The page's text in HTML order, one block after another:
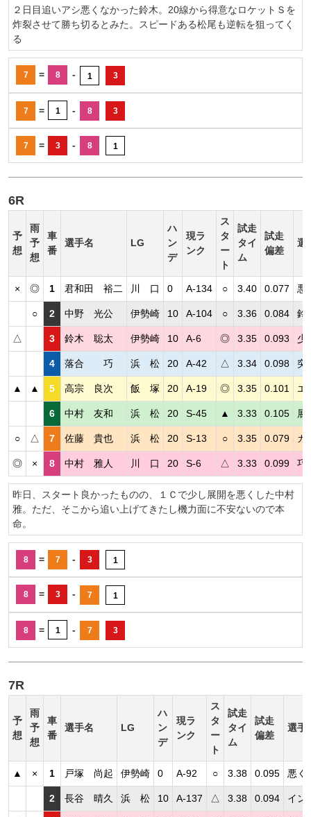
２日目追いアシ悪くなかった鈴木。20線から得意なロケットＳを
炸裂させて勝ち切るとみた。スピードある松尾も逆転を狙ってく
る
7 = 8 - 1 3
7 = 1 - 8 3
7 = 3 - 8 1
6R
予
想
雨
予
想
車
番
選手名 LG
ハ
ン
デ
現ラ
ンク
ス
タ
ー
ト
試走
タイ
ム
試走
偏差
選
× ◎ 1 君和田 裕二 川 口 0 A-134 ○ 3.40 0.077 悪
○ 2 中野 光公 伊勢崎 10 A-104 ○ 3.36 0.084 鈴
△ 3 鈴木 聡太 伊勢崎 10 A-6 ◎ 3.35 0.093 少
4 落合 巧 浜 松 20 A-42 △ 3.34 0.098 突
▲ ▲ 5 高宗 良次 飯 塚 20 A-19 ◎ 3.35 0.101 エ
6 中村 友和 浜 松 20 S-45 ▲ 3.33 0.105 展
○ △ 7 佐藤 貴也 浜 松 20 S-13 ○ 3.35 0.079 カ
◎ × 8 中村 雅人 川 口 20 S-6 △ 3.33 0.099 巧
昨日、スタート良かったものの、１Ｃで少し展開を悪くした中村
雅。ただ、そこから追い上げてきたし機力面に不安ないので本
命。
8 = 7 - 3 1
8 = 3 - 7 1
8 = 1 - 7 3
7R
予
想
雨
予
想
車
番
選手名 LG
ハ
ン
デ
現ラ
ンク
ス
タ
ー
ト
試走
タイ
ム
試走
偏差
選手
▲ × 1 戸塚 尚起 伊勢崎 0 A-92 ○ 3.38 0.095 悪く
2 長谷 晴久 浜 松 10 A-137 △ 3.38 0.094 イン